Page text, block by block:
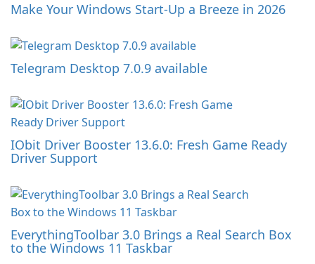
Make Your Windows Start-Up a Breeze in 2026
Telegram Desktop 7.0.9 available
IObit Driver Booster 13.6.0: Fresh Game Ready
Driver Support
EverythingToolbar 3.0 Brings a Real Search Box
to the Windows 11 Taskbar